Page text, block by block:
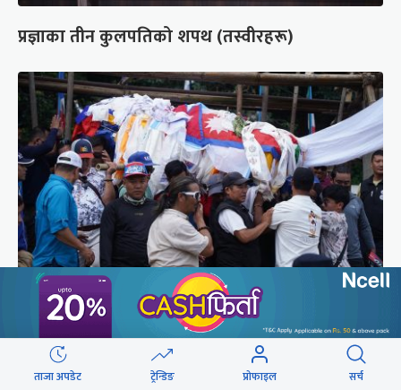
प्रज्ञाका तीन कुलपतिको शपथ (तस्वीरहरू)
पर्वतारोही पुरबहादुर गुरुङको अन्त्येष्टि (तस्वीरहरू)
ताजा अपडेट ट्रेन्डिङ प्रोफाइल सर्च